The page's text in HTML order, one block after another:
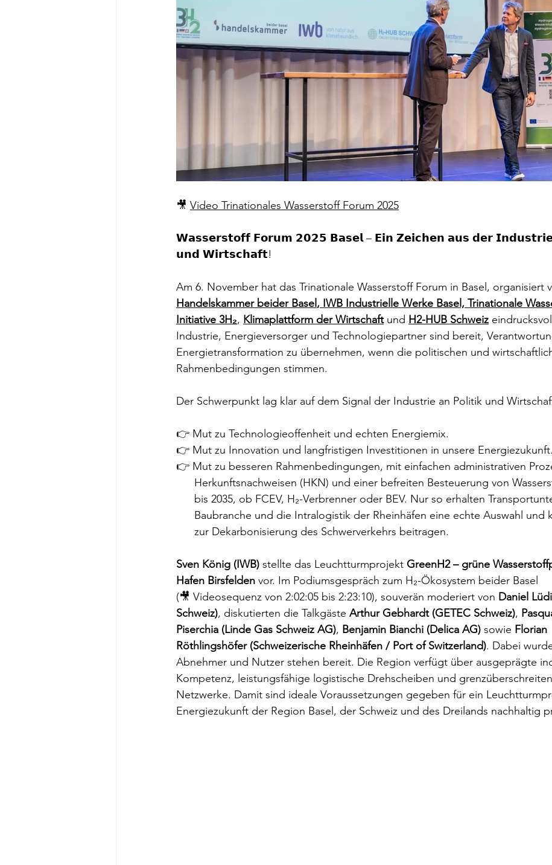
🎥 Video Trinationales Wasserstoff Forum 2025
𝗪𝗮𝘀𝘀𝗲𝗿𝘀𝘁𝗼𝗳𝗳 𝗙𝗼𝗿𝘂𝗺 𝟮𝟬𝟮𝟱 𝗕𝗮𝘀𝗲𝗹 – 𝗘𝗶𝗻 𝗭𝗲𝗶𝗰𝗵𝗲𝗻 𝗮𝘂𝘀 𝗱𝗲𝗿 𝗜𝗻𝗱𝘂𝘀𝘁𝗿𝗶𝗲
𝘂𝗻𝗱 𝗪𝗶𝗿𝘁𝘀𝗰𝗵𝗮𝗳𝘁!
Am 6. November hat das Trinationale Wasserstoff Forum in Basel, organisiert
Handelskammer beider Basel , IWB Industrielle Werke Basel, Trinationale
Initiative 3H₂, Klimaplattform der Wirtschaft und H2-HUB Schweiz
Industrie, Energieversorger und Technologiepartner sind bereit,
Energietransformation zu übernehmen, wenn die politischen und
Rahmenbedingungen stimmen.
Der Schwerpunkt lag klar auf dem Signal der Industrie an Politik und
👉 Mut zu Technologieoffenheit und echten Energiemix.
👉 Mut zu Innovation und langfristigen Investitionen in unsere Energiezukunft.
👉 Mut zu besseren Rahmenbedingungen, mit einfachen administrativen
Herkunftsnachweisen (HKN) und einer befreiten Besteuerung von
bis 2035, ob FCEV, H₂-Verbrenner oder BEV. Nur so erhalten
Baubranche und die Intralogistik der Rheinhäfen eine echte Auswahl und
      zur Dekarbonisierung des Schwerverkehrs beitragen.
Sven König (IWB) stellte das Leuchtturmprojekt GreenH2 – grüne
Hafen Birsfelden vor. Im Podiumsgespräch zum H₂-Ökosystem beider Basel
(🎥 Videosequenz von 2:02:05 bis 2:23:10), souverän moderiert von Daniel
Schweiz), diskutierten die Talkgäste Arthur Gebhardt (GETEC Schweiz),
Piserchia (Linde Gas Schweiz AG), Benjamin Bianchi (Delica AG) sowie Florian
Röthlingshöfer (Schweizerische Rheinhäfen / Port of Switzerland). Dabei
Abnehmer und Nutzer stehen bereit. Die Region verfügt über ausgeprägte
Kompetenz, leistungsfähige logistische Drehscheiben und
Netzwerke. Damit sind ideale Voraussetzungen gegeben für ein
Energiezukunft der Region Basel, der Schweiz und des Dreilands nachhaltig